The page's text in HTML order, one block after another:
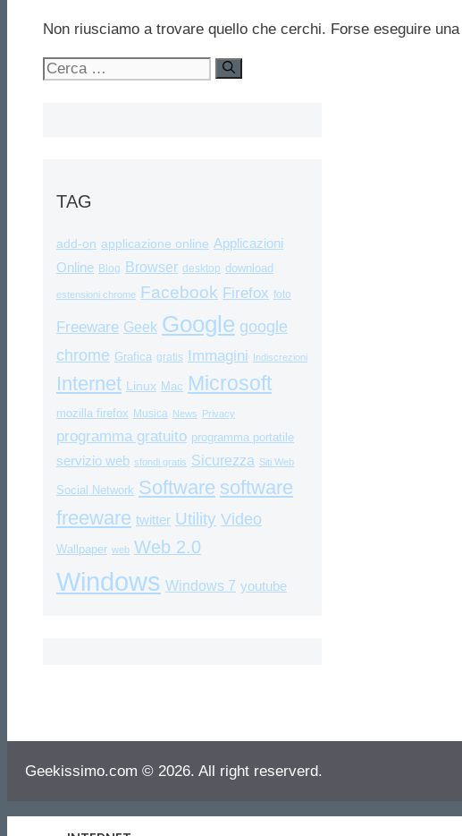
Non riusciamo a trovare quello che cerchi. Forse eseguire
Ricerca
TAG
add-on applicazione online Applicazioni
Online Blog Browser desktop download
estensioni chrome Facebook Firefox foto
Freeware Geek Google google
chrome Grafica gratis Immagini Indiscrezioni
Internet Linux Mac Microsoft
mozilla firefox Musica News Privacy
programma gratuito programma portatile
servizio web sfondi gratis Sicurezza Siti Web
Social Network Software software
freeware twitter Utility Video
Wallpaper web Web 2.0
Windows Windows 7 youtube
Geekissimo.com © 2026. All right reserverd.